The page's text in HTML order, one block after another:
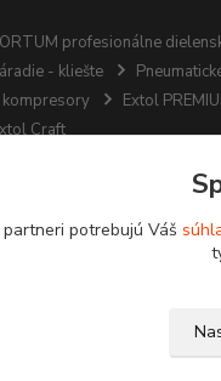
profesionálne
- kliešte
kompresory
Extol
Craft
potrebujú Váš